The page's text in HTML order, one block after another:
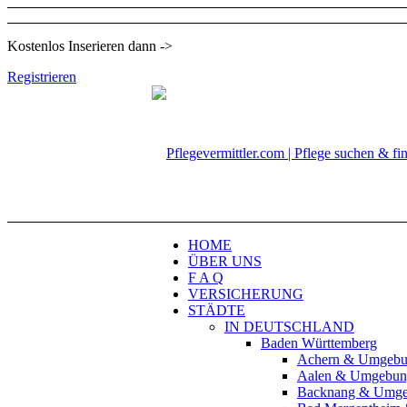
Kostenlos Inserieren dann ->
Registrieren
HOME
ÜBER UNS
F A Q
VERSICHERUNG
STÄDTE
IN DEUTSCHLAND
Baden Württemberg
Achern &
Aalen &
Backnang &